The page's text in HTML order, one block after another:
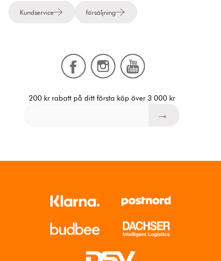
Kundservice försäljning
200 kr rabatt på ditt första köp över 3 000 kr